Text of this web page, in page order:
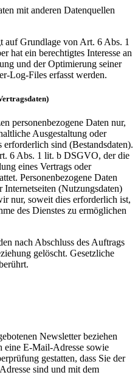
mit anderen Datenquellen
auf Grundlage von Art. 6 Abs. 1
hat ein berechtigtes Interesse an
und der Optimierung seiner
Log-Files erfasst werden.
personenbezogene Daten nur,
Ausgestaltung oder
erforderlich sind (Bestandsdaten).
6 Abs. 1 lit. b DSGVO, der die
eines Vertrags oder
Personenbezogene Daten
Internetseiten (Nutzungsdaten)
nur, soweit dies erforderlich ist,
des Dienstes zu ermöglichen
nach Abschluss des Auftrags
gelöscht. Gesetzliche
Newsletter beziehen
eine E-Mail-Adresse sowie
gestatten, dass Sie der
sind und mit dem